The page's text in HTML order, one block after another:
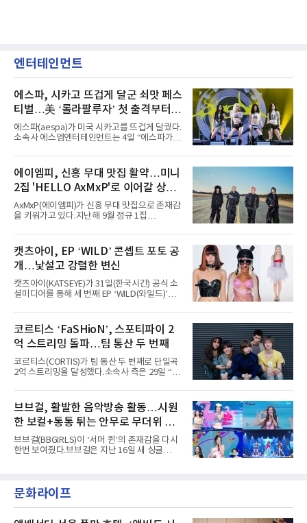
엔터테인먼트
에스파, 시카고 뜨겁게 달군 쇠맛 페스
티벌…美 ‘롤라팔루자’ 첫 출격부터
증명한 존재감
에스파(aespa)가 미국 시카고를 뜨겁게 달궜다.
소속사 에스엠엔터테인먼트는 4일 “에스파가
서 열린 ‘롤라팔루자 시카고’(Lollapalooza
Chicago)의 알리안츠 스테이지에 올랐다”며
“총 14곡으로 구성된 세트리스트를 선사, 데뷔 7
년 차다운 노련한 무대 매너와 파워풀한 에너지
로 현장의 분위기를 압도했다”고 밝혔다.1991
년 시작된 ‘롤라팔루자’는 8개 스테이지, 170여
팀의 아티스트와 40만 명 이상의 관객이 운집하
코르티스 등 K팝 스타들이 출연진 명단에 이름
을 올렸다.이날 에스파는
에이엠피, 신흥 무대 맛집 활약…미니
2집 'HELLO AxMxP'로 이어갈 상승
세
AxMxP(에이엠피)가 신흥 무대 맛집으로 존재감
을 키워가고 있다.지난해 9월 정규 1집
AxMxP는 데뷔 전부터 버스킹과 각종 페스티벌,
공연 무대에 오르며 실전 경험을 쌓아왔다.이들
은 소속사 패밀리 콘서트를 비롯해 '뷰티풀 민트
라이프 2025', '2025 부산국제록페스티벌' 등 대
형 무대에 잇달아 출연해 당찬 에너지와 풋풋한
매력으로 음악팬들의 눈도장을 찍었다.이후
AxMxP는 '카운트다운 판타지 2025-2026',
정적인 실력을 입증했고, 올해 '2026 어썸뮤직
페스티벌', '뷰티풀 민트 라이프 2026', '2026
캣츠아이, EP ‘WILD’ 콘셉트 포토 공
개…낯설고 강렬한 변신
캣츠아이(KATSEYE)가 31일(한국시간) 공식 소
셜미디어를 통해 세 번째 EP ‘WILD(와일드)’의
heart(와일드 하트)’라는 제목이 붙은 콘셉트 포
토에는 멤버들의 본능적이고 야성적인 면모가
강렬하게 담겼다. 짙은 아이섀도와 푸른빛·금빛·
붉은빛의 컬러 렌즈가 비현실적인 분위기를 자
아내고, 여러 원색이 불규칙하게 뒤섞인 멀티컬
러 헤어와 과감한 블루·블랙 립 메이크업이 낯설
고도 매혹적인 비주얼을 완성했다.스타일링 역
엣을 거침없이 결합했다. 멤버들은 각기 다른 개
성을 살린 스타일링을 선
코르티스 ‘FaSHioN’, 스포티파이 2
억 스트리밍 돌파…팀 통산 두 번째
코르티스(CORTIS)가 팀 통산 두 번째로 단일곡
2억 스트리밍을 달성했다.소속사 측은 29일 “코
벌 오디오·음원 스트리밍 플랫폼 스포티파이에
서 27일 자로 누적 재생 수 2억 회를 돌파했
다”고 밝혔다.곡이 발표된 지 약 10개월 만이다.
팀의 첫 번째 2억 스트리밍 곡은 동일 음반에 수
록된 ‘GO!’다. 이 노래는 공개 약 9개월 만인 지
난달 26일 자에 2억 고지를 밟았다. 이는 최근 5
년 내 데뷔한 보이그룹의 곡 중 최단기 2억 달성
했다. “내 티, 5 bucks 바지는, 만원” 등 멤버들
의 라이프 스타일
브브걸, 활발한 음악방송 활동…시원
한 보컬+통통 튀는 안무로 무더위 사
냥
브브걸(BBGIRLS)이 ‘서머 퀸’의 존재감을 다시
한번 보여줬다.브브걸은 지난 16일 새 싱글
MBC '쇼! 음악중심', SBS '인기가요' 등 주요 음
악방송 무대에 올라 화려한 퍼포먼스를 펼쳤다.
문화라이프